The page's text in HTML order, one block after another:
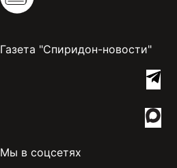
Газета "Спиридон-новости"
Мы в соцсетях